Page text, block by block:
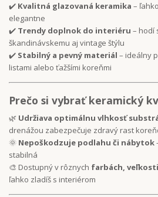
✔️ Kvalitná glazovaná keramika –
elegantne
✔️ Trendy doplnok do interiéru – hodí
škandinávskemu aj vintage štýlu
✔️ Stabilný a pevný materiál – ideálny
listami alebo ťažšími koreňmi
Prečo si vybrať keramický
🌿 Udržiava optimálnu vlhkosť
drenážou zabezpečuje zdravý rast
🌞 Nepoškodzuje podlahu či nábytok
stabilná
🎨 Dostupný v rôznych farbách,
ľahko zladíš s interiérom